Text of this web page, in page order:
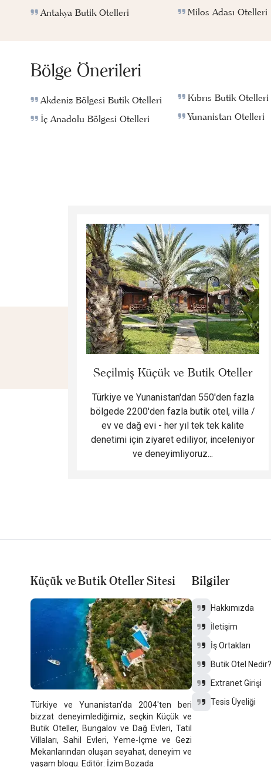
Antakya Butik Otelleri
Milos Adası Otelleri
Bölge Önerileri
Akdeniz Bölgesi Butik Otelleri
İç Anadolu Bölgesi Otelleri
Kıbrıs Butik Otelleri
Yunanistan Otelleri
Seçilmiş Küçük ve Butik Oteller
Türkiye ve Yunanistan'dan 550'den fazla
bölgede 2200'den fazla butik otel, villa /
ev ve dağ evi - her yıl tek tek kalite
denetimi için ziyaret ediliyor, inceleniyor
ve deneyimliyoruz...
Küçük ve Butik Oteller Sitesi
Türkiye ve Yunanistan'da 2004'ten beri
bizzat deneyimlediğimiz, seçkin Küçük ve
Butik Oteller, Bungalov ve Dağ Evleri, Tatil
Villaları, Sahil Evleri, Yeme-İçme ve Gezi
Mekanlarından oluşan seyahat, deneyim ve
yaşam blogu. Editör: İzim Bozada
Bilgiler
Hakkımızda
İletişim
İş Ortakları
Butik Otel Nedir?
Extranet Girişi
Tesis Üyeliği